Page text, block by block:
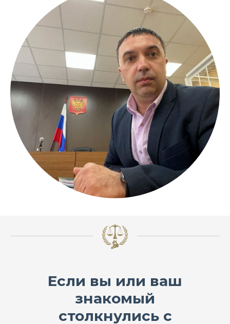
Если вы или ваш
знакомый
столкнулись с